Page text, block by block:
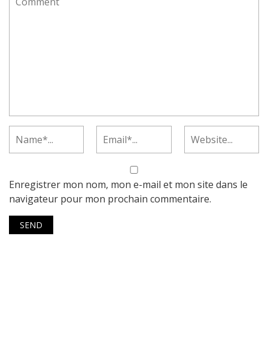
Enregistrer mon nom, mon e-mail et mon site dans le
navigateur pour mon prochain commentaire.